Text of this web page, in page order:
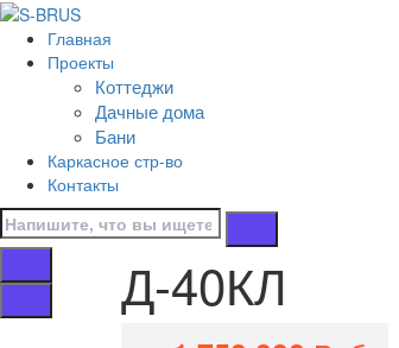
Перейти к контенту
Главная
Проекты
Коттеджи
Дачные дома
Бани
Каркасное стр-во
Контакты
Главная
/
Все проекты домов
/
Д-40КЛ